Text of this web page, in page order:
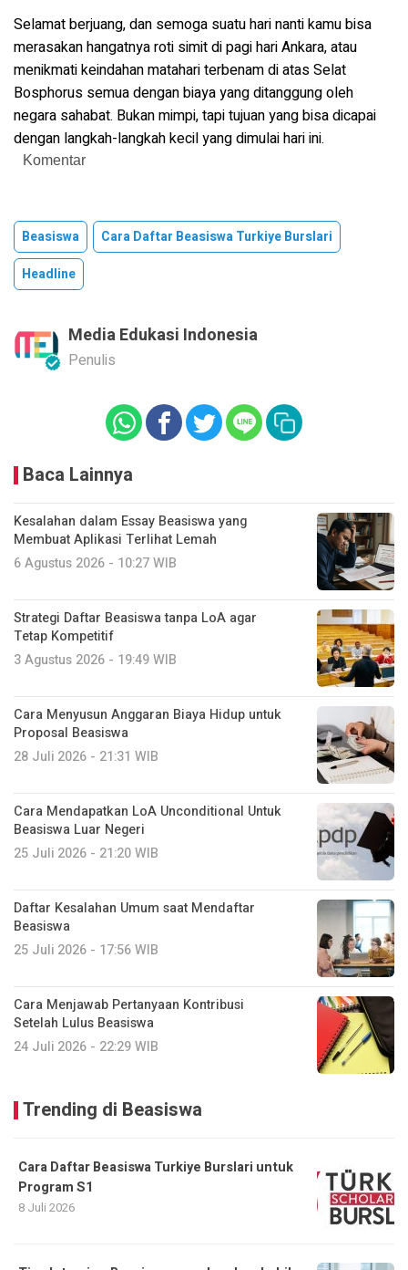
Selamat berjuang, dan semoga suatu hari nanti kamu bisa
merasakan hangatnya roti simit di pagi hari Ankara, atau
menikmati keindahan matahari terbenam di atas Selat
Bosphorus semua dengan biaya yang ditanggung oleh
negara sahabat. Bukan mimpi, tapi tujuan yang bisa dicapai
dengan langkah-langkah kecil yang dimulai hari ini.
Komentar
Beasiswa
Cara Daftar Beasiswa Turkiye Burslari
Headline
Media Edukasi Indonesia
Penulis
Baca Lainnya
Kesalahan dalam Essay Beasiswa yang
Membuat Aplikasi Terlihat Lemah
6 Agustus 2026 - 10:27 WIB
Strategi Daftar Beasiswa tanpa LoA agar
Tetap Kompetitif
3 Agustus 2026 - 19:49 WIB
Cara Menyusun Anggaran Biaya Hidup untuk
Proposal Beasiswa
28 Juli 2026 - 21:31 WIB
Cara Mendapatkan LoA Unconditional Untuk
Beasiswa Luar Negeri
25 Juli 2026 - 21:20 WIB
Daftar Kesalahan Umum saat Mendaftar
Beasiswa
25 Juli 2026 - 17:56 WIB
Cara Menjawab Pertanyaan Kontribusi
Setelah Lulus Beasiswa
24 Juli 2026 - 22:29 WIB
Trending di Beasiswa
Cara Daftar Beasiswa Turkiye Burslari untuk
Program S1
8 Juli 2026